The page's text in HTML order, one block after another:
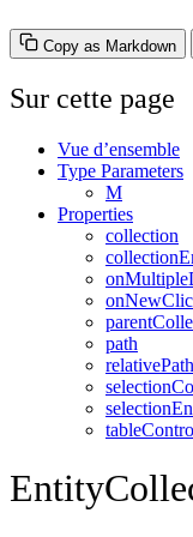
Copy as Markdown
Sur cette page
Vue d’ensemble
Type Parameters
M
Properties
collection
path
relativePath